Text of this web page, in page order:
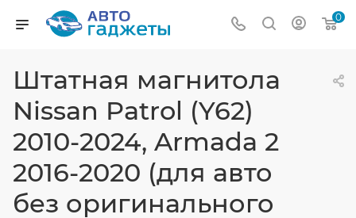
0
Штатная магнитола
Nissan Patrol (Y62)
2010-2024, Armada 2
2016-2020 (для авто
без оригинального